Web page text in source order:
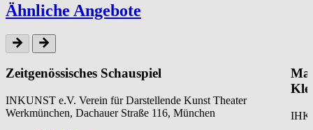
Ähnliche Angebote
Zeitgenössisches Schauspiel
INKUNST e.V. Verein für Darstellende Kunst Theater
Werkmünchen, Dachauer Straße 116, München
IHK